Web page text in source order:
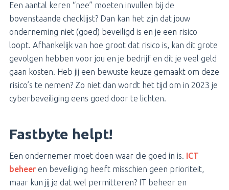
Een aantal keren “nee” moeten invullen bij de
bovenstaande checklijst? Dan kan het zijn dat jouw
onderneming niet (goed) beveiligd is en je een risico
loopt. Afhankelijk van hoe groot dat risico is, kan dit grote
gevolgen hebben voor jou en je bedrijf en dit je veel geld
gaan kosten. Heb jij een bewuste keuze gemaakt om deze
risico’s te nemen? Zo niet dan wordt het tijd om in 2023 je
cyberbeveiliging eens goed door te lichten.
Fastbyte helpt!
Een ondernemer moet doen waar die goed in is. ICT
beheeren beveiliging heeft misschien geen prioriteit,
maar kun jij je dat wel permitteren? IT beheer en